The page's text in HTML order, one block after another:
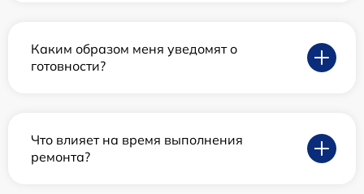
Каким образом меня уведомят о
готовности?
Что влияет на время выполнения
ремонта?